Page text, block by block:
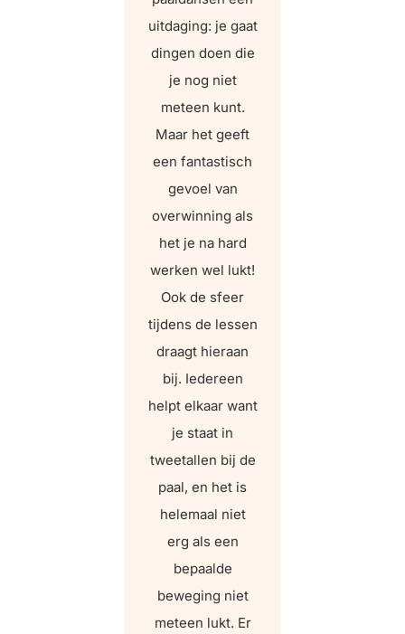
uitdaging: je gaat
dingen doen die
je nog niet
meteen kunt.
Maar het geeft
een fantastisch
gevoel van
overwinning als
het je na hard
werken wel lukt!
Ook de sfeer
tijdens de lessen
draagt hieraan
bij. Iedereen
helpt elkaar want
je staat in
tweetallen bij de
paal, en het is
helemaal niet
erg als een
bepaalde
beweging niet
meteen lukt. Er